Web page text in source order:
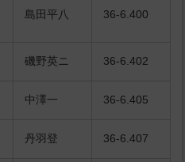
島田平八 36-6.400
磯野英ニ 36-6.402
中澤一 36-6.405
丹羽登 36-6.407